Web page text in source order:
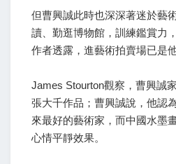
但曹興誠此時也深深著迷於藝
讀、勤逛博物館，訓練鑑賞力
作者透露，進藝術拍賣場已是
James Stourton觀察，曹興誠
張大千作品；曹興誠說，他認
來最好的藝術家，而中國水墨
心情平靜效果。